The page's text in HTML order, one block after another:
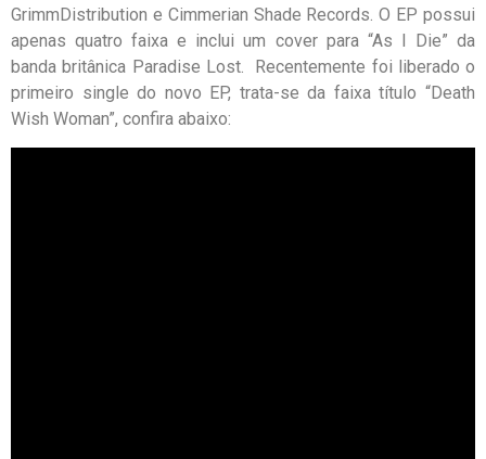
GrimmDistribution e Cimmerian Shade Records. O EP possui
apenas quatro faixa e inclui um cover para “As I Die” da
banda britânica Paradise Lost. Recentemente foi liberado o
primeiro single do novo EP, trata-se da faixa título “Death
Wish Woman”, confira abaixo: